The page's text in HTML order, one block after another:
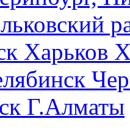
Харьков
Г.Алматы